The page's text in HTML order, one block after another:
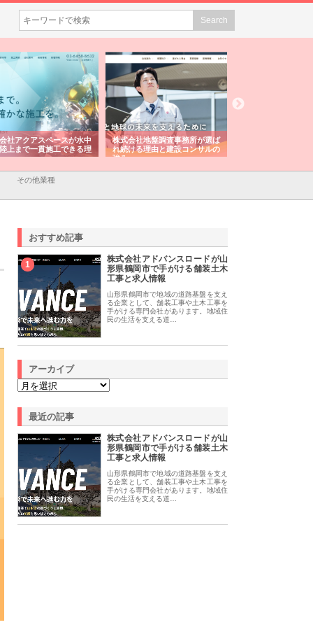
社アクアスペースが水中
上まで一貫施工できる理
株式会社地盤調査事務所が選ば
れ続ける理由と建設コンサルの
強み
その他業種
おすすめ記事
1
株式会社アドバンスロードが山
形県鶴岡市で手がける舗装土木
工事と求人情報
山形県鶴岡市で地域の道路基盤を支え
る企業として、舗装工事や土木工事を
手がける専門会社があります。地域住
民の生活を支える道…
アーカイブ
最近の記事
株式会社アドバンスロードが山
形県鶴岡市で手がける舗装土木
工事と求人情報
山形県鶴岡市で地域の道路基盤を支え
る企業として、舗装工事や土木工事を
手がける専門会社があります。地域住
民の生活を支える道…